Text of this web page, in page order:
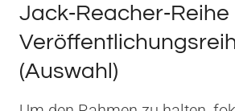
Jack‑Reacher‑Reihe
(Auswahl)